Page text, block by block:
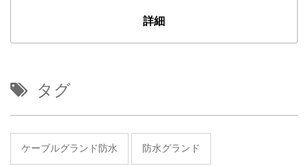
詳細
タグ
ケーブルグランド防水 防水グランド